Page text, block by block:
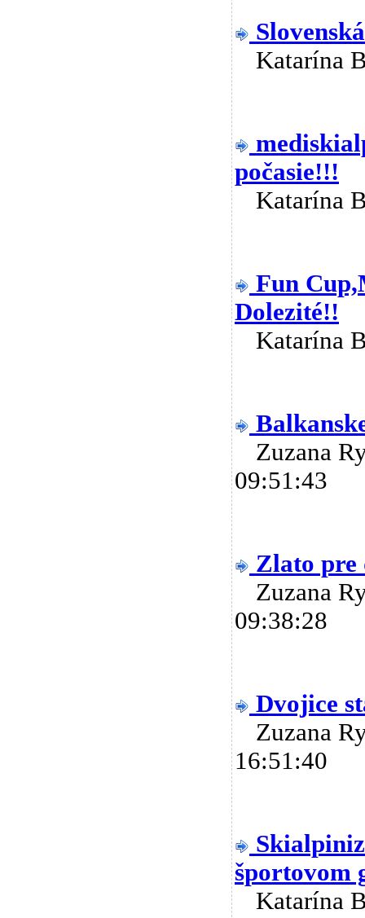
Katarína
počasie!!!
Katarína
Fun
Dolezité!!
Katarína
Zuzana
09:51:43
Zlato pre
Zuzana
09:38:28
Dvojice
Zuzana
16:51:40
športovom
Katarína